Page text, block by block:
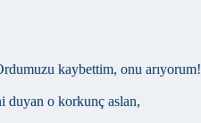
kaybettim, onu arıyorum!
duyan o korkunç aslan,